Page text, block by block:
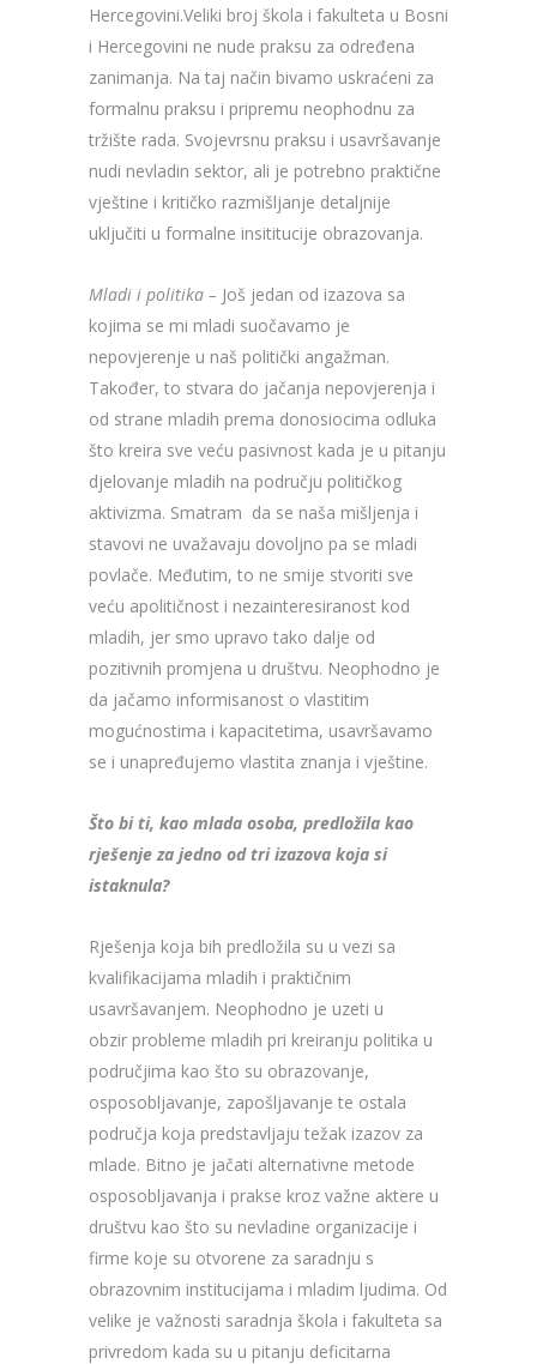
Hercegovini.Veliki broj škola i fakulteta u Bosni
i Hercegovini ne nude praksu za određena
zanimanja. Na taj način bivamo uskraćeni za
formalnu praksu i pripremu neophodnu za
tržište rada. Svojevrsnu praksu i usavršavanje
nudi nevladin sektor, ali je potrebno praktične
vještine i kritičko razmišljanje detaljnije
uključiti u formalne insititucije obrazovanja.
Mladi i politika – Još jedan od izazova sa
kojima se mi mladi suočavamo je
nepovjerenje u naš politički angažman.
Također, to stvara do jačanja nepovjerenja i
od strane mladih prema donosiocima odluka
što kreira sve veću pasivnost kada je u pitanju
djelovanje mladih na području političkog
aktivizma. Smatram da se naša mišljenja i
stavovi ne uvažavaju dovoljno pa se mladi
povlače. Međutim, to ne smije stvoriti sve
veću apolitičnost i nezainteresiranost kod
mladih, jer smo upravo tako dalje od
pozitivnih promjena u društvu. Neophodno je
da jačamo informisanost o vlastitim
mogućnostima i kapacitetima, usavršavamo
se i unapređujemo vlastita znanja i vještine.
Što bi ti, kao mlada osoba, predložila kao
rješenje za jedno od tri izazova koja si
istaknula?
Rješenja koja bih predložila su u vezi sa
kvalifikacijama mladih i praktičnim
usavršavanjem. Neophodno je uzeti u
obzir probleme mladih pri kreiranju politika u
područjima kao što su obrazovanje,
osposobljavanje, zapošljavanje te ostala
područja koja predstavljaju težak izazov za
mlade. Bitno je jačati alternativne metode
osposobljavanja i prakse kroz važne aktere u
društvu kao što su nevladine organizacije i
firme koje su otvorene za saradnju s
obrazovnim institucijama i mladim ljudima. Od
velike je važnosti saradnja škola i fakulteta sa
privredom kada su u pitanju deficitarna